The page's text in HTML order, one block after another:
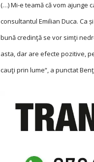
(…) Mi-e teamă că vom ajunge
consultantul Emilian Duca. Ca
bună credinţă se vor simţi
asta, dar are efecte pozitive,
cauţi prin lume“, a punctat